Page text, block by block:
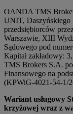
OANDA TMS
UNIT, Daszyńskiego
przedsiębiorców
Warszawie, XIII
Sądowego pod
Kapitał zakładowy:
TMS Brokers S.A.
Finansowego na
(KPWiG-4021-54-1/
Wariant usługowy
krzyżowej wraz z